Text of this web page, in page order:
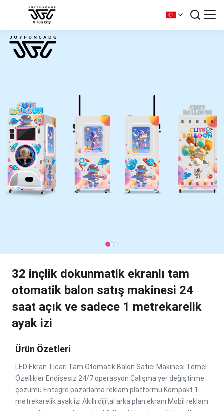
32 inçlik dokunmatik ekranlı tam
otomatik balon satış makinesi 24
saat açık ve sadece 1 metrekarelik
ayak izi
Ürün Özetleri
LED Ekran Ticari Tam Otomatik Balon Satıcı Makinesi Temel
Özellikler Endişesiz 24/7 operasyon Çalışma yer değiştirme
çözümü Entegre pazarlama reklam platformu Kompakt 1
metrekarelik ayak izi Akıllı dijital arka plan ekranı Mobil reklam